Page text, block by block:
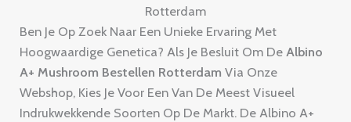
Rotterdam
Ben Je Op Zoek Naar Een Unieke Ervaring Met
Hoogwaardige Genetica? Als Je Besluit Om DeAlbino
A+ Mushroom Bestellen Rotterdam Via Onze
Webshop, Kies Je Voor Een Van De Meest Visueel
Indrukwekkende Soorten Op De Markt. De Albino A+